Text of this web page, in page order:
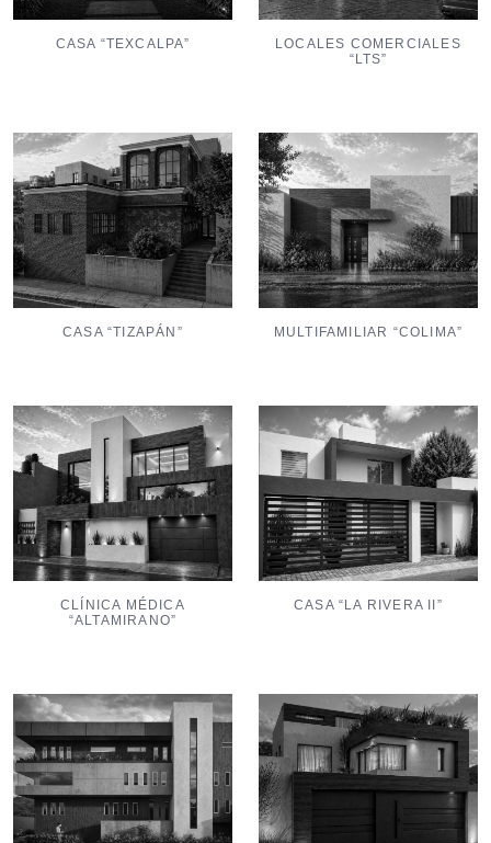
CASA “TEXCALPA”
LOCALES COMERCIALES
“LTS”
CASA “TIZAPÁN” MULTIFAMILIAR “COLIMA”
CLÍNICA MÉDICA
“ALTAMIRANO”
CASA “LA RIVERA II”